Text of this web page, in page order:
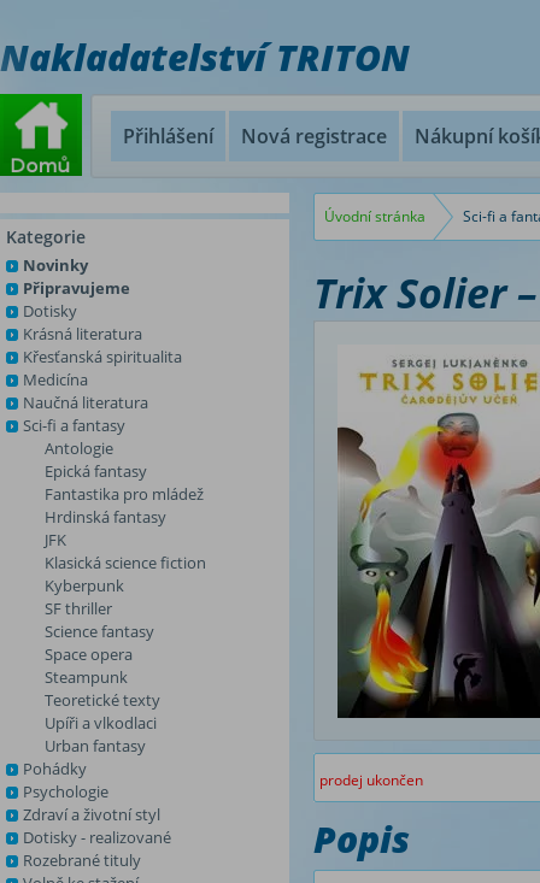
Nakladatelství TRITON
Přihlášení Nová registrace Nákupní
Kategorie
Novinky
Připravujeme
Dotisky
Krásná literatura
Křesťanská spiritualita
Medicína
Naučná literatura
Sci-fi a fantasy
Antologie
Epická fantasy
Fantastika pro mládež
Hrdinská fantasy
JFK
Klasická science fiction
Kyberpunk
SF thriller
Science fantasy
Space opera
Steampunk
Teoretické texty
Upíři a vlkodlaci
Urban fantasy
Pohádky
Psychologie
Zdraví a životní styl
Dotisky - realizované
Rozebrané tituly
Úvodní stránka Sci-fi a
Trix Solier
prodej ukončen
Popis